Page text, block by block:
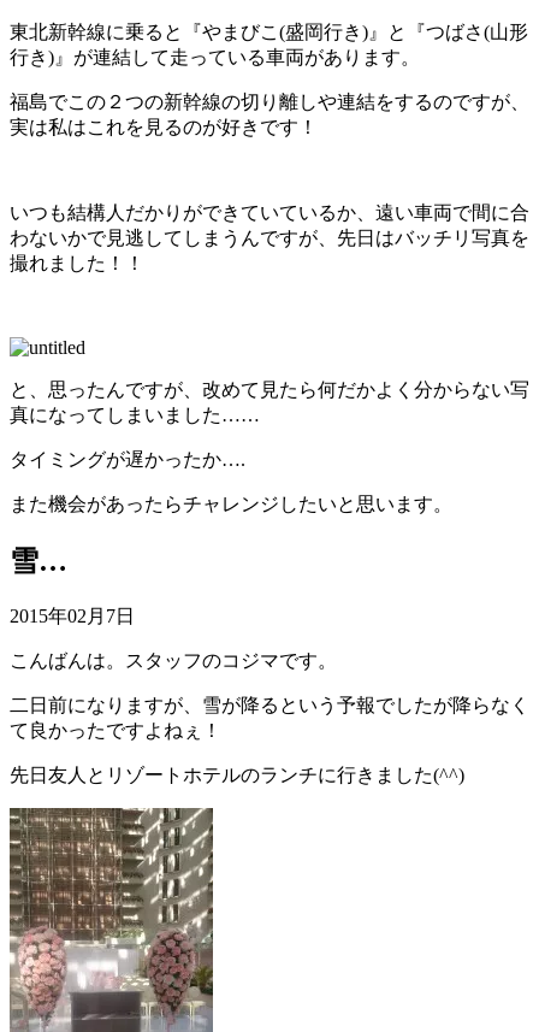
東北新幹線に乗ると『やまびこ(盛岡行き)』と『つばさ(山形
行き)』が連結して走っている車両があります。
福島でこの２つの新幹線の切り離しや連結をするのですが、
実は私はこれを見るのが好きです！
いつも結構人だかりができていているか、遠い車両で間に合
わないかで見逃してしまうんですが、先日はバッチリ写真を
撮れました！！
と、思ったんですが、改めて見たら何だかよく分からない写
真になってしまいました……
タイミングが遅かったか….
また機会があったらチャレンジしたいと思います。
雪…
2015年02月7日
こんばんは。スタッフのコジマです。
二日前になりますが、雪が降るという予報でしたが降らなく
て良かったですよねぇ！
先日友人とリゾートホテルのランチに行きました(^^)